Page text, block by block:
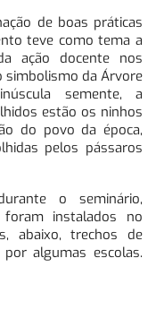
de boas práticas
teve como tema a
ação docente nos
simbolismo da Árvore
semente, a
estão os ninhos
do povo da época,
pelos pássaros
o seminário,
instalados no
abaixo, trechos de
algumas escolas.